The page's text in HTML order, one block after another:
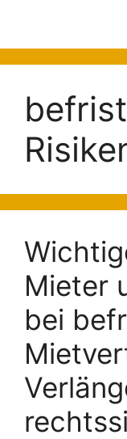
Mieter
bei